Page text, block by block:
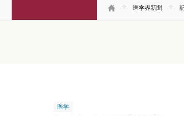
HOME 医学界新聞
医学